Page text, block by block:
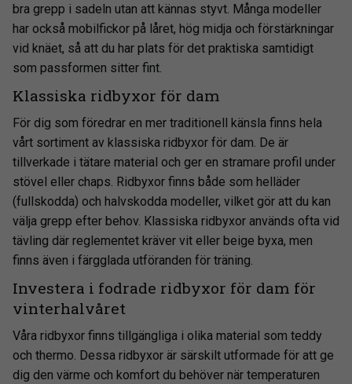
bra grepp i sadeln utan att kännas styvt. Många modeller
har också mobilfickor på låret, hög midja och förstärkningar
vid knäet, så att du har plats för det praktiska samtidigt
som passformen sitter fint.
Klassiska ridbyxor för dam
För dig som föredrar en mer traditionell känsla finns hela
vårt sortiment av klassiska ridbyxor för dam. De är
tillverkade i tätare material och ger en stramare profil under
stövel eller chaps. Ridbyxor finns både som helläder
(fullskodda) och halvskodda modeller, vilket gör att du kan
välja grepp efter behov. Klassiska ridbyxor används ofta vid
tävling där reglementet kräver vit eller beige byxa, men
finns även i färgglada utföranden för träning.
Investera i fodrade ridbyxor för dam för
vinterhalvåret
Våra ridbyxor finns tillgängliga i olika material som teddy
och thermo. Dessa ridbyxor är särskilt utformade för att ge
dig den värme och komfort du behöver när temperaturen